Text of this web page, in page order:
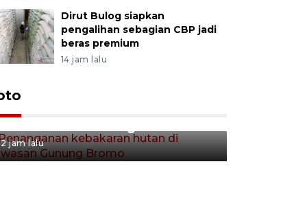
Dirut Bulog siapkan
pengalihan sebagian CBP jadi
beras premium
14 jam lalu
Penanganan kebakaran hutan
2 jam lalu